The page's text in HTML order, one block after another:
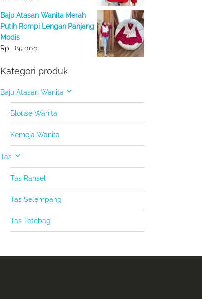
Baju Atasan Wanita Merah
Putih Rompi Lengan Panjang
Modis
Rp. 85.000
Kategori produk
Baju Atasan Wanita
Blouse Wanita
Kemeja Wanita
Tas
Tas Ransel
Tas Selempang
Tas Totebag